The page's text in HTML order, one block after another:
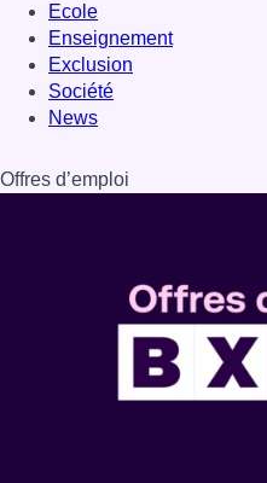
Ecole
Enseignement
Exclusion
Société
News
Offres d’emploi